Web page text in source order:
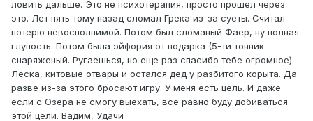
ловить дальше. Это не психотерапия, просто прошел через
это. Лет пять тому назад сломал Грека из-за суеты. Считал
потерю невосполнимой. Потом был сломаный Фаер, ну полная
глупость. Потом была эйфория от подарка (5-ти тонник
снаряженый. Ругаешься, но еще раз спасибо тебе огромное).
Леска, китовые отвары и остался дед у разбитого корыта. Да
разве из-за этого бросают игру. У меня есть цель. И даже
если с Озера не смогу выехать, все равно буду добиваться
этой цели. Вадим, Удачи